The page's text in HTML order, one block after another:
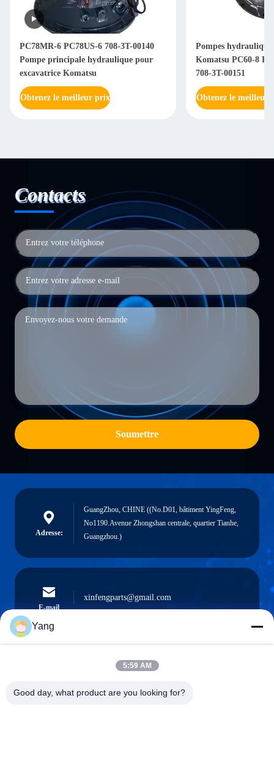
Pompes hydrauliques pour excavatrices
Komatsu PC60-8 PC70-8 708-3T-00161
708-3T-00151
Obtenez le meilleur prix
Excavateur pompe
principale Assy
7K
Obtenez le meilleur
Contacts
Soumettre
Adresse:
GuangZhou, CHINE ((No.D01, bâtiment YingFeng,
No1190.Avenue Zhongshan centrale, quartier Tianhe,
Guangzhou.)
E-mail
xinfengparts@gmail.com
0086-189-9844-3486
Yang
5:59 AM
Good day, what product are you looking for?